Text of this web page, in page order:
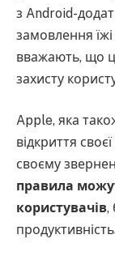
з Android-
замовлення
вважають, що
захисту
Apple, яка
відкриття
своєму
правила
користувачів,